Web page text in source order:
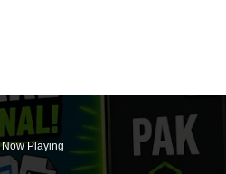
Now Playing